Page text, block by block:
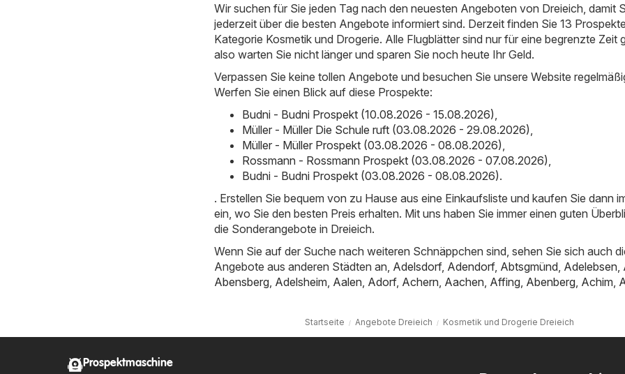
Wir suchen für Sie jeden Tag nach den neuesten Angeboten von Dreieich, damit
jederzeit über die besten Angebote informiert sind. Derzeit finden Sie 13
Kategorie Kosmetik und Drogerie. Alle Flugblätter sind nur für eine begrenzte Zeit
also warten Sie nicht länger und sparen Sie noch heute Ihr Geld.
Verpassen Sie keine tollen Angebote und besuchen Sie unsere Website
Werfen Sie einen Blick auf diese Prospekte:
Budni - Budni Prospekt (10.08.2026 - 15.08.2026)
Müller - Müller Die Schule ruft (03.08.2026 - 29.08.2026)
Müller - Müller Prospekt (03.08.2026 - 08.08.2026)
Rossmann - Rossmann Prospekt (03.08.2026 - 07.08.2026)
Budni - Budni Prospekt (03.08.2026 - 08.08.2026).
. Erstellen Sie bequem von zu Hause aus eine Einkaufsliste und kaufen Sie dann
ein, wo Sie den besten Preis erhalten. Mit uns haben Sie immer einen guten
die Sonderangebote in Dreieich.
Wenn Sie auf der Suche nach weiteren Schnäppchen sind, sehen Sie sich auch
Angebote aus anderen Städten an, Adelsdorf, Adendorf, Abtsgmünd Adelebsen
Abensberg Adelsheim Aalen Adorf, Achern Aachen Affing Abenberg Achim
Startseite Angebote Dreieich Kosmetik und Drogerie Dreieich
Prospektmaschine